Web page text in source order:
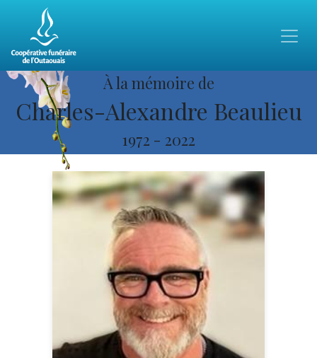
À la mémoire de
Charles-Alexandre Beaulieu
1972 - 2022